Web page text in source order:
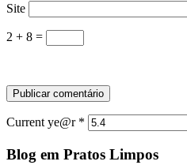
Site
2 + 8 =
Current ye@r *
Blog em Pratos Limpos